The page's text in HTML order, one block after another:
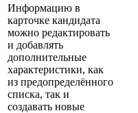
Информацию в
карточке кандидата
можно редактировать
и добавлять
дополнительные
характеристики, как
из предопределённого
списка, так и
создавать новые